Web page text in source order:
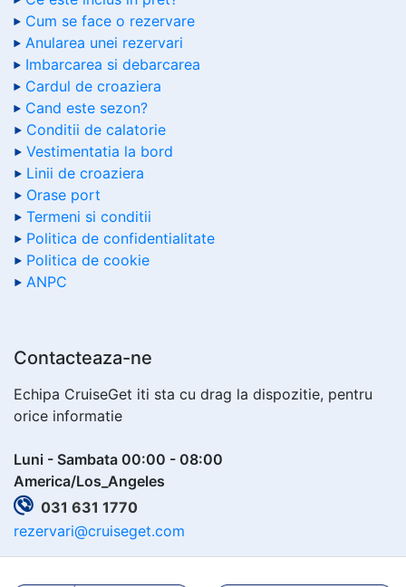
Cum se face o rezervare
Anularea unei rezervari
Imbarcarea si debarcarea
Cardul de croaziera
Cand este sezon?
Conditii de calatorie
Vestimentatia la bord
Linii de croaziera
Orase port
Termeni si conditii
Politica de confidentialitate
Politica de cookie
ANPC
Contacteaza-ne
Echipa CruiseGet iti sta cu drag la dispozitie, pentru
orice informatie
Luni - Sambata 00:00 - 08:00
America/Los_Angeles
031 631 1770
rezervari@cruiseget.com